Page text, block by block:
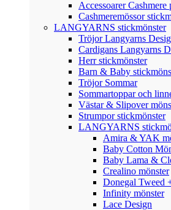
Accessoarer Cashmere
Cashmeremössor
LANGYARNS stickmönster
Tröjor Langyarns
Cardigans Langyarns
Herr stickmönster
Barn & Baby
Tröjor Sommar
Sommartoppar och
Västar & Slipover
Strumpor stickmönster
LANGYARNS
Amira & YAK
Baby Cotton
Baby Lama &
Crealino mönster
Donegal Tweed
Infinity mönster
Lace Design